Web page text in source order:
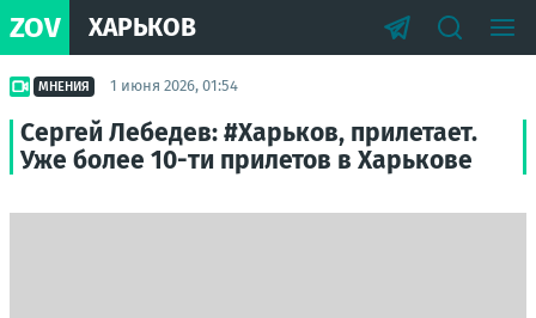
ZOV ХАРЬКОВ
МНЕНИЯ 1 июня 2026, 01:54
Сергей Лебедев: #Харьков, прилетает.
Уже более 10-ти прилетов в Харькове